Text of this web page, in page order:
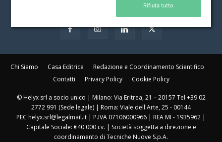
Chi Siamo Casa Editrice
Redazione e Coordinamento Scientifico
Contatti
Privacy Policy Cookie Policy
© Helyx srl a socio unico | Milano: Via Eritrea, 21 – 20157 Tel +39 02
2772 991 (Sede legale) | Roma: Viale dell'Arte, 25 - 00144
PEC helyx.srl@legalmail.it | P.IVA 07106000966 | REA MI - 1935962 |
Capitale Sociale: €40.000 i.v. | Società soggetta a direzione e
coordinamento di Tecniche Nuove S.p.A.
Rifiuta tutto